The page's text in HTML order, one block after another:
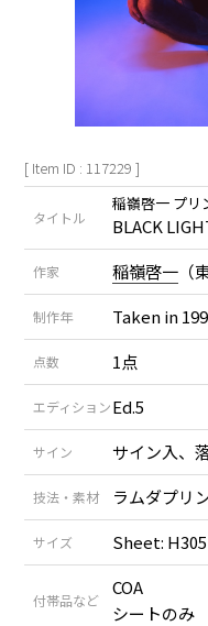
[ Item ID : 117229 ]
タイトル
稲嶺啓一 プリ
BLACK
作家 稲嶺啓一 （
制作年 Taken in
点数 1点
エディションEd.5
サイン サイン入、
技法・素材 ラムダプリ
サイズ Sheet:
付帯品など
COA
シートのみ